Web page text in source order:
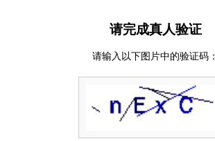
请完成真人验证
请输入以下图片中的验证码：